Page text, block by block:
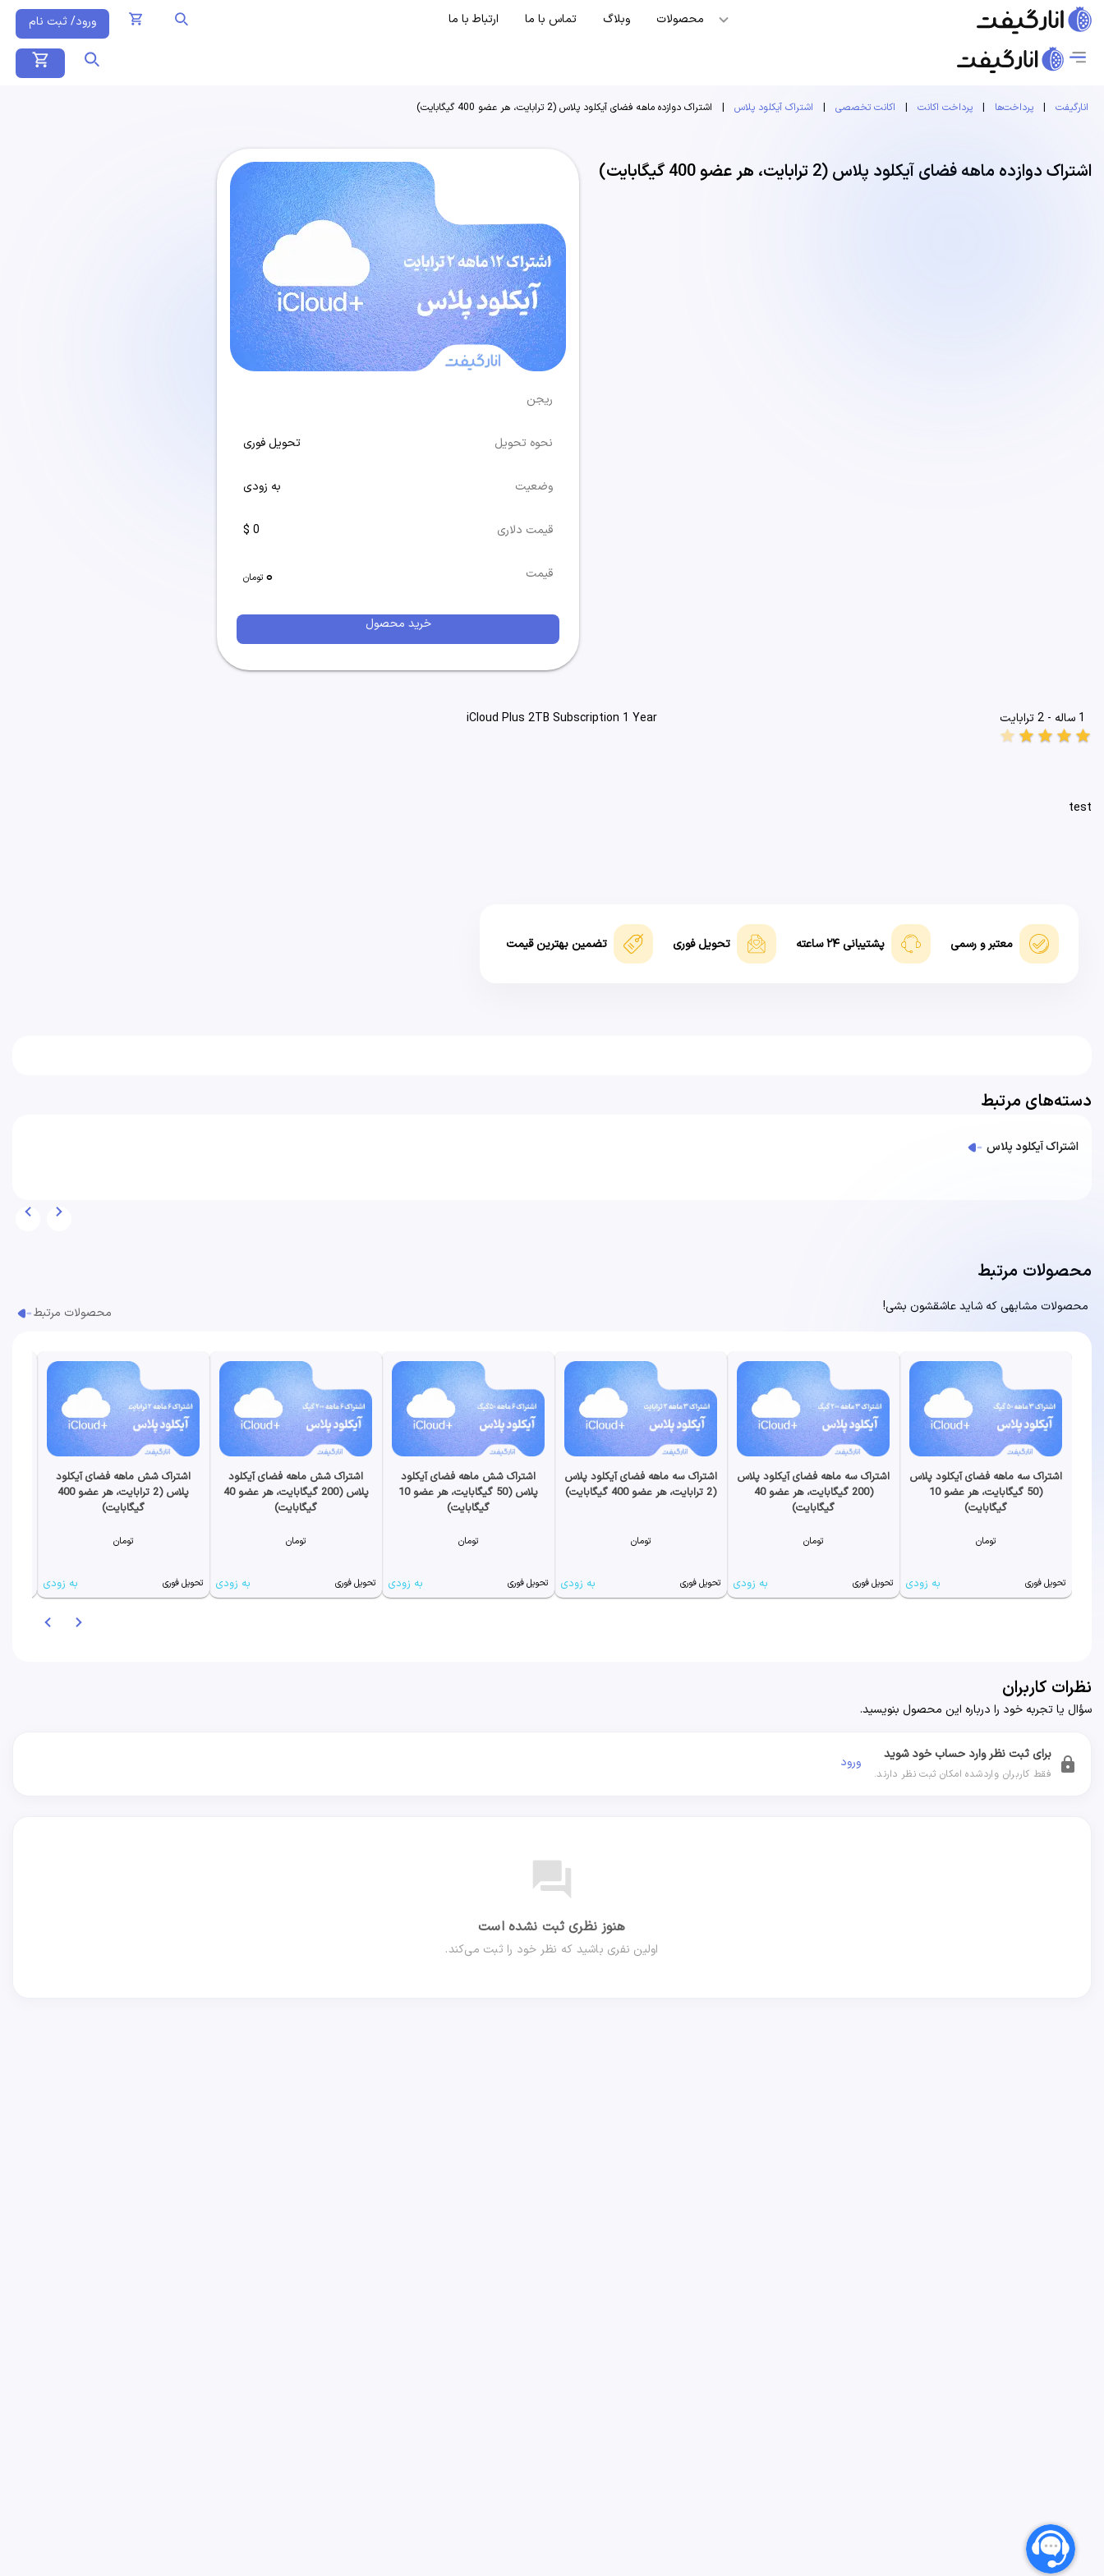
محصولات وبلاگ تماس با ما ارتباط با ما ورود/ ثبت نام
انارگیفت | پرداخت‌ها | پرداخت اکانت | اکانت تخصصی | اشتراک آیکلود پلاس | اشتراک دوازده ماهه فضای آیکلود پلاس (2 ترابایت، هر عضو 400 گیگابایت)
اشتراک دوازده ماهه فضای آیکلود پلاس (2 ترابایت، هر عضو 400 گیگابایت)
1 ساله - 2 ترابایت
iCloud Plus 2TB Subscription 1 Year
star
star
star
star
star
test
معتبر و رسمی پشتیبانی ۲۴ ساعته تحویل فوری تضمین بهترین قیمت
ریجن
نحوه تحویل تحویل فوری
وضعیت به زودی
قیمت دلاری 0 $
قیمت 0 تومان
خرید محصول
دسته‌های مرتبط
اشتراک آیکلود پلاس
محصولات مرتبط
محصولات مشابهی که شاید عاشقشون بشی! محصولات مرتبط
اشتراک سه ماهه فضای آیکلود پلاس
(50 گیگابایت، هر عضو 10
گیگابایت)
تومان
تحویل فوری به زودی
اشتراک سه ماهه فضای آیکلود پلاس
(200 گیگابایت، هر عضو 40
گیگابایت)
تومان
تحویل فوری به زودی
اشتراک سه ماهه فضای آیکلود پلاس
(2 ترابایت، هر عضو 400 گیگابایت)
تومان
تحویل فوری به زودی
اشتراک شش ماهه فضای آیکلود
پلاس (50 گیگابایت، هر عضو 10
گیگابایت)
تومان
تحویل فوری به زودی
اشتراک شش ماهه فضای آیکلود
پلاس (200 گیگابایت، هر عضو 40
گیگابایت)
تومان
تحویل فوری به زودی
اشتراک شش ماهه فضای آیکلود
پلاس (2 ترابایت، هر عضو 400
گیگابایت)
تومان
تحویل فوری به زودی
نظرات کاربران
سؤال یا تجربه خود را درباره این محصول بنویسید.
lock برای ثبت نظر وارد حساب خود شوید
فقط کاربران واردشده امکان ثبت نظر دارند.
ورود
forum
هنوز نظری ثبت نشده است
اولین نفری باشید که نظر خود را ثبت می‌کند.